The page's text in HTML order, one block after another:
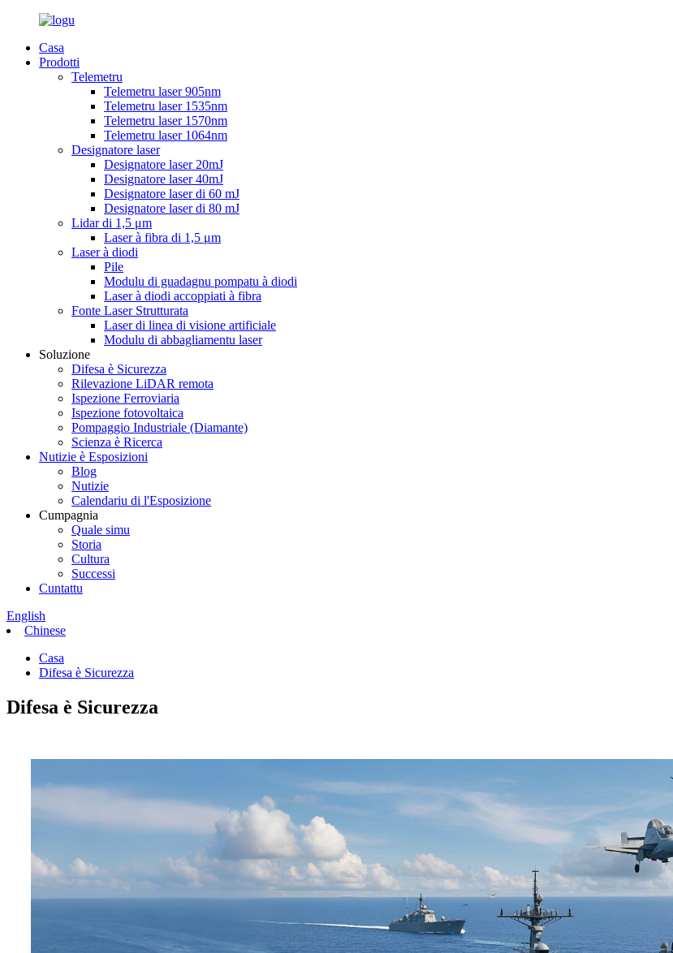
Casa
Prodotti
Telemetru
Telemetru laser 905nm
Telemetru laser 1535nm
Telemetru laser 1570nm
Telemetru laser 1064nm
Designatore laser
Designatore laser 20mJ
Designatore laser 40mJ
Designatore laser di 60 mJ
Designatore laser di 80 mJ
Lidar di 1,5 μm
Laser à fibra di 1,5 μm
Laser à diodi
Pile
Modulu di guadagnu pompatu à diodi
Laser à diodi accoppiati à fibra
Fonte Laser Strutturata
Laser di linea di visione artificiale
Modulu di abbagliamentu laser
Soluzione
Difesa è Sicurezza
Rilevazione LiDAR remota
Ispezione Ferroviaria
Ispezione fotovoltaica
Pompaggio Industriale (Diamante)
Scienza è Ricerca
Nutizie è Esposizioni
Blog
Nutizie
Calendariu di l'Esposizione
Cumpagnia
Quale simu
Storia
Cultura
Successi
Cuntattu
English
Chinese
Casa
Difesa è Sicurezza
Difesa è Sicurezza